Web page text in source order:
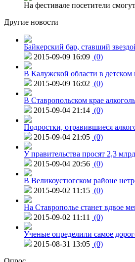
На фестивале посетители
Другие новости
Байкерский бар, ставший
2015-09-09 16:09 (0)
В Калужской области в детском
2015-09-09 16:02 (0)
В Ставропольском крае
2015-09-04 21:14 (0)
Подростки, отравившиеся
2015-09-04 21:05 (0)
У правительства просят 2,3
2015-09-04 20:56 (0)
В Великоустюгском районе
2015-09-02 11:15 (0)
На Ставрополье станет вдвое
2015-09-02 11:11
(0)
Ученые определили самое
2015-08-31 13:05 (0)